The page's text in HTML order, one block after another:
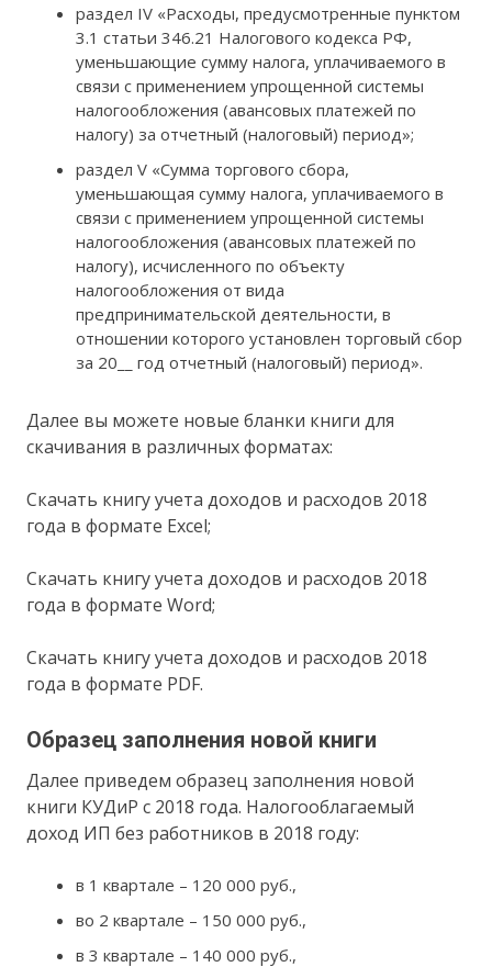
раздел IV «Расходы, предусмотренные пунктом
3.1 статьи 346.21 Налогового кодекса РФ,
уменьшающие сумму налога, уплачиваемого в
связи с применением упрощенной системы
налогообложения (авансовых платежей по
налогу) за отчетный (налоговый) период»;
раздел V «Сумма торгового сбора,
уменьшающая сумму налога, уплачиваемого в
связи с применением упрощенной системы
налогообложения (авансовых платежей по
налогу), исчисленного по объекту
налогообложения от вида
предпринимательской деятельности, в
отношении которого установлен торговый сбор
за 20__ год отчетный (налоговый) период».
Далее вы можете новые бланки книги для
скачивания в различных форматах:
Скачать книгу учета доходов и расходов 2018
года в формате Excel;
Скачать книгу учета доходов и расходов 2018
года в формате Word;
Скачать книгу учета доходов и расходов 2018
года в формате PDF.
Образец заполнения новой книги
Далее приведем образец заполнения новой
книги КУДиР с 2018 года. Налогооблагаемый
доход ИП без работников в 2018 году:
в 1 квартале – 120 000 руб.,
во 2 квартале – 150 000 руб.,
в 3 квартале – 140 000 руб.,